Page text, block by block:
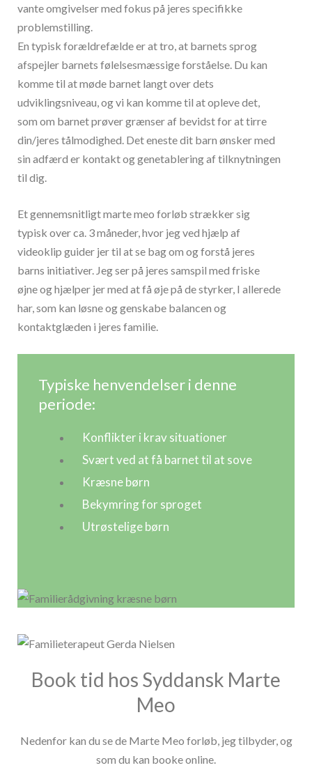
vante omgivelser med fokus på jeres specifikke
problemstilling.
En typisk forældrefælde er at tro, at barnets sprog
afspejler barnets følelsesmæssige forståelse. Du kan
komme til at møde barnet langt over dets
udviklingsniveau, og vi kan komme til at opleve det,
som om barnet prøver grænser af bevidst for at tirre
din/jeres tålmodighed. Det eneste dit barn ønsker med
sin adfærd er kontakt og genetablering af tilknytningen
til dig.
Et gennemsnitligt marte meo forløb strækker sig
typisk over ca. 3 måneder, hvor jeg ved hjælp af
videoklip guider jer til at se bag om og forstå jeres
barns initiativer. Jeg ser på jeres samspil med friske
øjne og hjælper jer med at få øje på de styrker, I allerede
har, som kan løsne og genskabe balancen og
kontaktglæden i jeres familie.
Typiske henvendelser i denne
periode:
Konflikter i krav situationer
Svært ved at få barnet til at sove
Kræsne børn
Bekymring for sproget
Utrøstelige børn
Book tid hos Syddansk Marte
Meo
Nedenfor kan du se de Marte Meo forløb, jeg tilbyder, og
som du kan booke online.